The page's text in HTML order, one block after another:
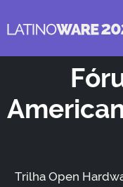
Trilha Open